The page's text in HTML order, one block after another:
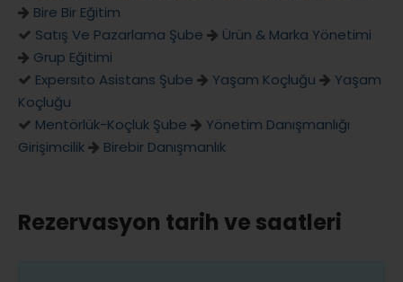
Bire Bir Eğitim
Satış Ve Pazarlama Şube
Ürün & Marka Yönetimi
Grup Eğitimi
Expersıto Asistans Şube
Yaşam Koçluğu
Yaşam
Koçluğu
Mentörlük-Koçluk Şube
Yönetim Danışmanlığı
Girişimcilik
Birebir Danışmanlık
Rezervasyon tarih ve saatleri